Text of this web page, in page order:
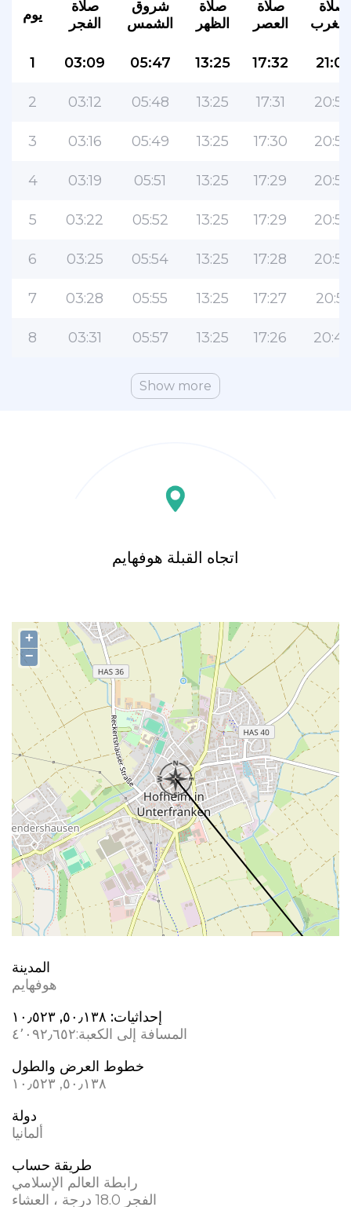
يوم
صلاة
الفجر
شروق
الشمس
صلاة
الظهر
صلاة
العصر
صلاة
1 03:09 05:47 13:25 17:32 21:01
2 03:12 05:48 13:25 17:31 20:59
3 03:16 05:49 13:25 17:30 20:58
4 03:19 05:51 13:25 17:29 20:56
5 03:22 05:52 13:25 17:29 20:55
6 03:25 05:54 13:25 17:28 20:53
7 03:28 05:55 13:25 17:27 20:51
8 03:31 05:57 13:25 17:26 20:49
Show more
اتجاه القبلة هوفهايم
+
−
المدينة
هوفهايم
إحداثيات: ٥٠٫١٣٨, ١٠٫٥٢٣
المسافة إلى الكعبة:٤٬٠٩٢٫٦٥٢
خطوط العرض والطول
٥٠٫١٣٨, ١٠٫٥٢٣
دولة
ألمانيا
طريقة حساب
رابطة العالم الإسلامي
الفجر 18.0 درجة ، العشاء